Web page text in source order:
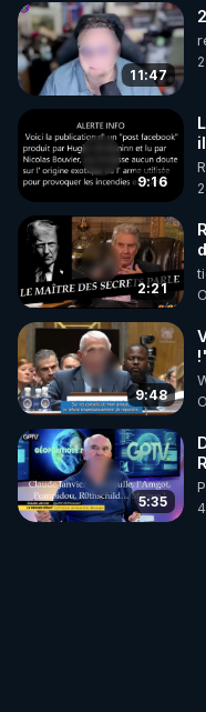
11:47
9:16
?
2:21
9:48
5:35